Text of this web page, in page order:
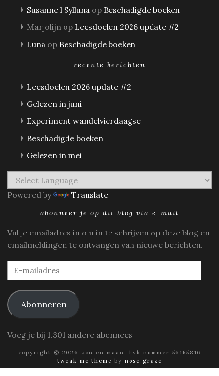
Susanne l Sylluna op Beschadigde boeken
Marjolijn op Leesdoelen 2026 update #2
Luna op Beschadigde boeken
recente berichten
Leesdoelen 2026 update #2
Gelezen in juni
Experiment wandelvierdaagse
Beschadigde boeken
Gelezen in mei
Powered by Translate
abonneer je op dit blog via e-mail
Vul je emailadres in om in te schrijven op deze blog en
emailmeldingen te ontvangen van nieuwe berichten.
E-
mailadres
Abonneren
Voeg je bij 1.301 andere abonnees
copyright © 2026 zon en maan. kvk nummer 56155816
tweak me theme by nose graze